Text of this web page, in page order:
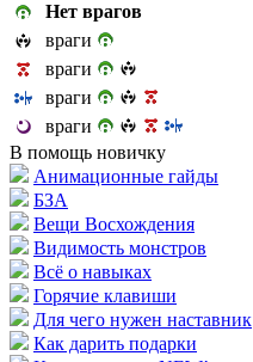
Нет врагов
враги
враги
враги
враги
В помощь новичку
Анимационные гайды
БЗА
Вещи Восхождения
Видимость монстров
Всё о навыках
Горячие клавиши
Для чего нужен наставник
Как дарить подарки